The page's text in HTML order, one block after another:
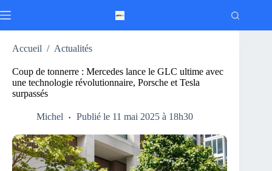
au
Accueil / Actualités
Coup de tonnerre : Mercedes lance le GLC ultime avec
une technologie révolutionnaire, Porsche et Tesla
surpassés
Michel Publié le 11 mai 2025 à 18h30